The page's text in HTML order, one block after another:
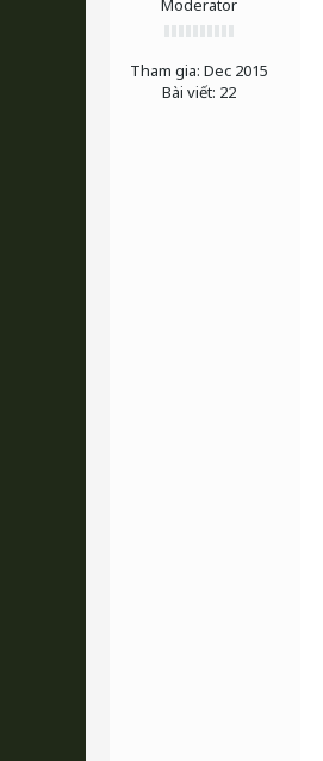
Moderator
Tham gia: Dec 2015
Bài viết: 22